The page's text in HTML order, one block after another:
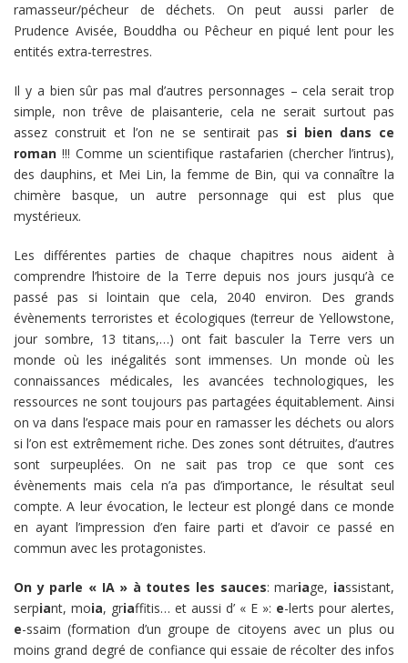
ramasseur/pécheur de déchets. On peut aussi parler de
Prudence Avisée, Bouddha ou Pêcheur en piqué lent pour les
entités extra-terrestres.
Il y a bien sûr pas mal d’autres personnages – cela serait trop
simple, non trêve de plaisanterie, cela ne serait surtout pas
assez construit et l’on ne se sentirait pas si bien dans ce
roman !!! Comme un scientifique rastafarien (chercher l’intrus),
des dauphins, et Mei Lin, la femme de Bin, qui va connaître la
chimère basque, un autre personnage qui est plus que
mystérieux.
Les différentes parties de chaque chapitres nous aident à
comprendre l’histoire de la Terre depuis nos jours jusqu’à ce
passé pas si lointain que cela, 2040 environ. Des grands
évènements terroristes et écologiques (terreur de Yellowstone,
jour sombre, 13 titans,…) ont fait basculer la Terre vers un
monde où les inégalités sont immenses. Un monde où les
connaissances médicales, les avancées technologiques, les
ressources ne sont toujours pas partagées équitablement. Ainsi
on va dans l’espace mais pour en ramasser les déchets ou alors
si l’on est extrêmement riche. Des zones sont détruites, d’autres
sont surpeuplées. On ne sait pas trop ce que sont ces
évènements mais cela n’a pas d’importance, le résultat seul
compte. A leur évocation, le lecteur est plongé dans ce monde
en ayant l’impression d’en faire parti et d’avoir ce passé en
commun avec les protagonistes.
On y parle « IA » à toutes les sauces: mariage, iassistant,
serpiant, moia, griaffitis… et aussi d’ « E »: e-lerts pour alertes,
e-ssaim (formation d’un groupe de citoyens avec un plus ou
moins grand degré de confiance qui essaie de récolter des infos